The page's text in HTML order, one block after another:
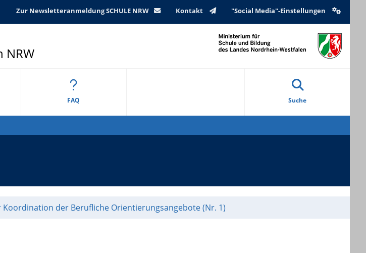
Zur Newsletteranmeldung SCHULE NRW Kontakt "Social Media"-Einstellungen
NRW
FAQ Suche
der Berufliche Orientierungsangebote (Nr. 1)